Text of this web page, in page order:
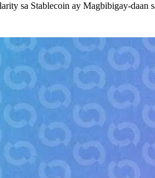
sa Stablecoin ay Magbibigay-daan